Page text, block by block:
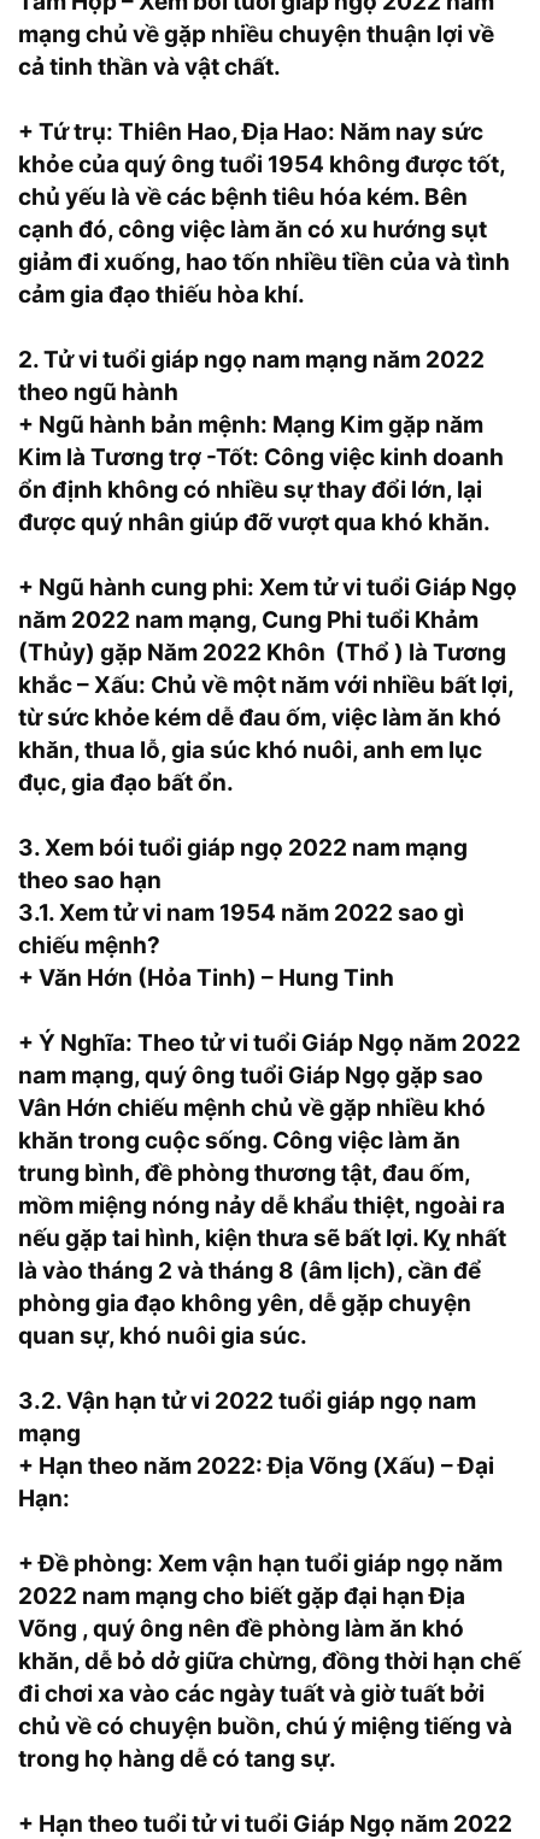
mạng chủ về gặp nhiều chuyện thuận lợi về
cả tinh thần và vật chất.
+ Tứ trụ: Thiên Hao, Địa Hao: Năm nay sức
khỏe của quý ông tuổi 1954 không được tốt,
chủ yếu là về các bệnh tiêu hóa kém. Bên
cạnh đó, công việc làm ăn có xu hướng sụt
giảm đi xuống, hao tốn nhiều tiền của và tình
cảm gia đạo thiếu hòa khí.
2. Tử vi tuổi giáp ngọ nam mạng năm 2022
theo ngũ hành
+ Ngũ hành bản mệnh: Mạng Kim gặp năm
Kim là Tương trợ -Tốt: Công việc kinh doanh
ổn định không có nhiều sự thay đổi lớn, lại
được quý nhân giúp đỡ vượt qua khó khăn.
+ Ngũ hành cung phi: Xem tử vi tuổi Giáp Ngọ
năm 2022 nam mạng, Cung Phi tuổi Khảm
(Thủy) gặp Năm 2022 Khôn (Thổ ) là Tương
khắc – Xấu: Chủ về một năm với nhiều bất lợi,
từ sức khỏe kém dễ đau ốm, việc làm ăn khó
khăn, thua lỗ, gia súc khó nuôi, anh em lục
đục, gia đạo bất ổn.
3. Xem bói tuổi giáp ngọ 2022 nam mạng
theo sao hạn
3.1. Xem tử vi nam 1954 năm 2022 sao gì
chiếu mệnh?
+ Văn Hớn (Hỏa Tinh) – Hung Tinh
+ Ý Nghĩa: Theo tử vi tuổi Giáp Ngọ năm 2022
nam mạng, quý ông tuổi Giáp Ngọ gặp sao
Vân Hớn chiếu mệnh chủ về gặp nhiều khó
khăn trong cuộc sống. Công việc làm ăn
trung bình, đề phòng thương tật, đau ốm,
mồm miệng nóng nảy dễ khẩu thiệt, ngoài ra
nếu gặp tai hình, kiện thưa sẽ bất lợi. Kỵ nhất
là vào tháng 2 và tháng 8 (âm lịch), cần để
phòng gia đạo không yên, dễ gặp chuyện
quan sự, khó nuôi gia súc.
3.2. Vận hạn tử vi 2022 tuổi giáp ngọ nam
mạng
+ Hạn theo năm 2022: Địa Võng (Xấu) – Đại
Hạn:
+ Đề phòng: Xem vận hạn tuổi giáp ngọ năm
2022 nam mạng cho biết gặp đại hạn Địa
Võng , quý ông nên đề phòng làm ăn khó
khăn, dễ bỏ dở giữa chừng, đồng thời hạn chế
đi chơi xa vào các ngày tuất và giờ tuất bởi
chủ về có chuyện buồn, chú ý miệng tiếng và
trong họ hàng dễ có tang sự.
+ Hạn theo tuổi tử vi tuổi Giáp Ngọ năm 2022